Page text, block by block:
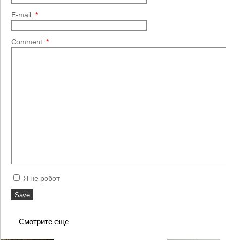
E-mail: *
Comment: *
Я не робот
Смотрите еще